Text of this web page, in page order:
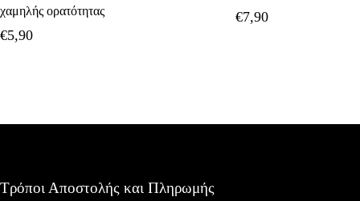
χαμηλής ορατότητας
€5,90
€7,90
Τρόποι Αποστολής και Πληρωμής